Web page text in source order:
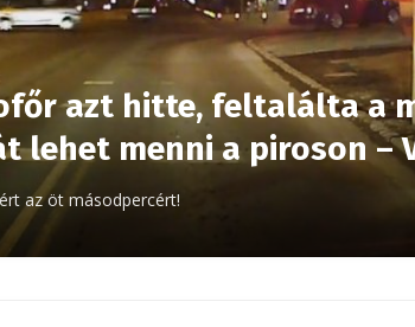
azt hitte, feltalálta a
lehet menni a piroson –
az öt másodpercért!